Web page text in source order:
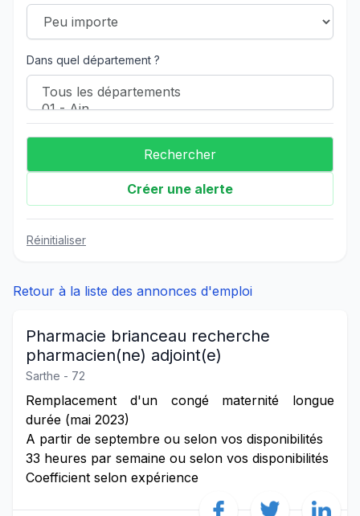
Dans quel département ?
Créer une alerte
Réinitialiser
Retour à la liste des annonces d'emploi
Pharmacie brianceau recherche
pharmacien(ne) adjoint(e)
Sarthe - 72
Remplacement d'un congé maternité longue
durée (mai 2023)
A partir de septembre ou selon vos disponibilités
33 heures par semaine ou selon vos disponibilités
Coefficient selon expérience